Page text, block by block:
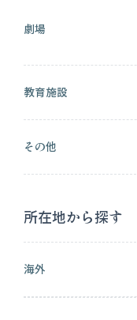
劇場
教育施設
その他
所在地から探す
海外